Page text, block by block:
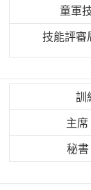
童軍
技能評審
訓
主
秘